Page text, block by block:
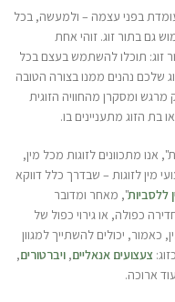
בפני עצמה – ולמעשה, בכל
גם בתור זוג. זוהי אחת
זוג: תוכלו להשתמש בעצם בכל
שלכם נהנים ממנו בצורה הטובה
ומסקרן מהחוויה הזוגית
הזוג מתעניינים בו.
אנו מתכוונים לזוגות מכל מין,
מין לזוגות – שבדרך כלל דווקא
ללסביות", מאחר ומדובר
כפולה, או גירוי כפול של
כאמור, יכולים להשתייך למגוון
צעצועים אנאליים, ויברטורים,
ארוכה.